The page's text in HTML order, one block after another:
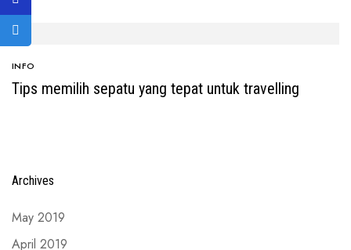
Archives
May 2019
April 2019
INFO
Tips memilih sepatu yang tepat untuk travelling